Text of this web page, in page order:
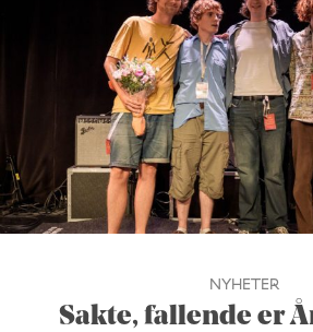
NYHETER
Sakte, fallende er